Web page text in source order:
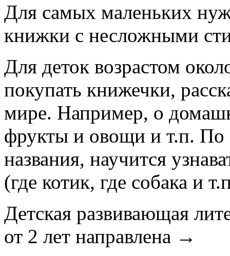
Для самых маленьких
книжки с несложными
Для деток возрастом
покупать книжечки,
мире. Например, о
фрукты и овощи и т.п.
названия, научится
(где котик, где собака и
Детская развивающая
от 2 лет направлена →